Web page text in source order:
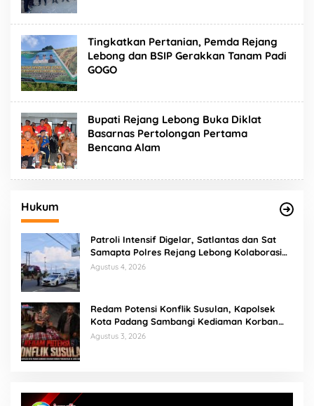
Tingkatkan Pertanian, Pemda Rejang
Lebong dan BSIP Gerakkan Tanam Padi
GOGO
Bupati Rejang Lebong Buka Diklat
Basarnas Pertolongan Pertama
Bencana Alam
Hukum
Patroli Intensif Digelar, Satlantas dan Sat
Samapta Polres Rejang Lebong Kolaborasi
Berantas Balap Liar
Agustus 4, 2026
Redam Potensi Konflik Susulan, Kapolsek
Kota Padang Sambangi Kediaman Korban
Penganiayaan di Lubuk Mumpo
Agustus 3, 2026